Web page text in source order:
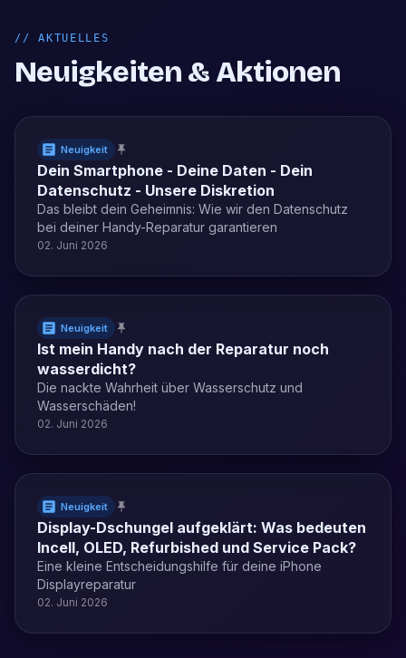
//AKTUELLES
Neuigkeiten & Aktionen
Neuigkeit
Dein Smartphone - Deine Daten - Dein
Datenschutz - Unsere Diskretion
Das bleibt dein Geheimnis: Wie wir den Datenschutz
bei deiner Handy-Reparatur garantieren
02. Juni 2026
Neuigkeit
Ist mein Handy nach der Reparatur noch
wasserdicht?
Die nackte Wahrheit über Wasserschutz und
Wasserschäden!
02. Juni 2026
Neuigkeit
Display-Dschungel aufgeklärt: Was bedeuten
Incell, OLED, Refurbished und Service Pack?
Eine kleine Entscheidungshilfe für deine iPhone
Displayreparatur
02. Juni 2026